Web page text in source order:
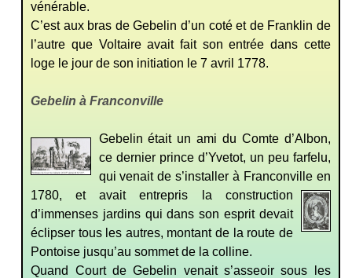
vénérable.
C’est aux bras de Gebelin d’un coté et de Franklin de
l’autre que Voltaire avait fait son entrée dans cette
loge le jour de son initiation le 7 avril 1778.
Gebelin à Franconville
Gebelin était un ami du Comte d’Albon,
ce dernier prince d’Yvetot, un peu farfelu,
qui venait de s’installer à Franconville en
1780, et avait entrepris la construction
d’immenses jardins qui dans son esprit devait
éclipser tous les autres, montant de la route de
Pontoise jusqu’au sommet de la colline.
Quand Court de Gebelin venait s’asseoir sous les